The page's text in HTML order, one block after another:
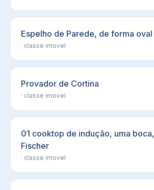
Espelho de Parede, de forma oval
· classe imovel
Provador de Cortina
· classe imovel
01 cooktop de indução, uma
Fischer
· classe imovel